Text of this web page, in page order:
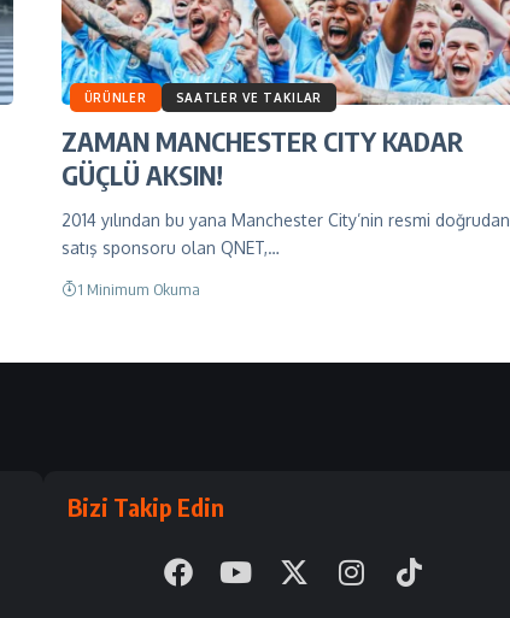
ÜRÜNLER SAATLER VE TAKILAR
ZAMAN MANCHESTER CITY KADAR
GÜÇLÜ AKSIN!
2014 yılından bu yana Manchester City’nin resmi doğrudan
satış sponsoru olan QNET,…
1 Minimum Okuma
Bizi Takip Edin